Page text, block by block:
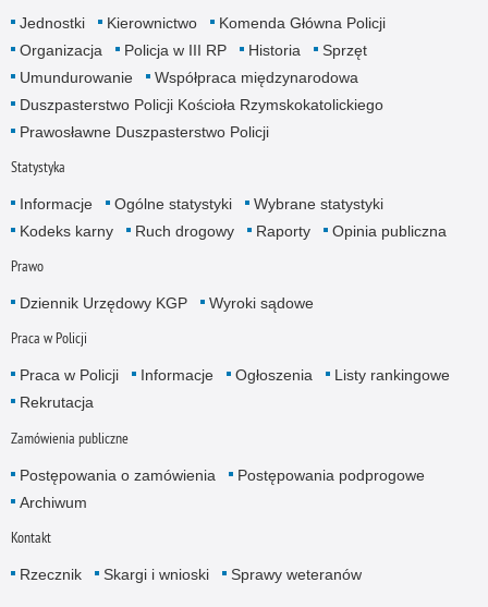
Jednostki Kierownictwo
Komenda Główna Policji
Organizacja
Policja w III RP Historia
Sprzęt
Umundurowanie
Współpraca międzynarodowa
Duszpasterstwo Policji Kościoła Rzymskokatolickiego
Prawosławne Duszpasterstwo Policji
Statystyka
Informacje Ogólne statystyki
Wybrane statystyki
Kodeks karny
Ruch drogowy Raporty Opinia publiczna
Prawo
Dziennik Urzędowy KGP Wyroki sądowe
Praca w Policji
Praca w Policji Informacje Ogłoszenia
Listy rankingowe
Rekrutacja
Zamówienia publiczne
Postępowania o zamówienia
Postępowania podprogowe
Archiwum
Kontakt
Rzecznik Skargi i wnioski Sprawy weteranów